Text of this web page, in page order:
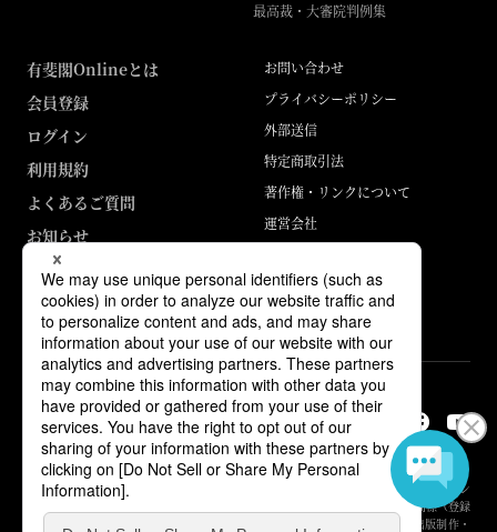
最高裁・大審院判例集
有斐閣Onlineとは
会員登録
ログイン
利用規約
よくあるご質問
お知らせ
お問い合わせ
プライバシーポリシー
外部送信
特定商取引法
著作権・リンクについて
運営会社
ABJマークは、この電子書店・電子書籍配信サービスが、著作権者からコン
テンツ使用許諾を得た正規版配信サービスであることを示す登録商標（登録
番号 第6091713号）です。詳しくは［ABJマーク］または［電子出版制作・